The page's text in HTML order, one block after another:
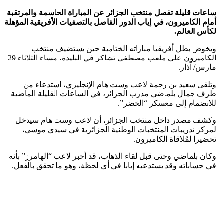
ساعات قليلة تفصل منتخب الجزائر عن المباراة الحاسمة والمرتقبة
أمام الكاميرون، في إياب الدور الفاصل بالتصفيات الأفريقية المؤهلة
لكأس العالم.
ويخوض بطل أفريقيا مباراته الختامية حين يستضيف منتخب
الكاميرون على ملعب مصطفى تشاكر في البليدة، مساء الثلاثاء 29
مارس/ آذار.
وتلقى سعيد بن رحمة لاعب وست هام الإنجليزي، استدعاء من
طرف جمال بلماضي مدرب الجزائر، في الساعات القليلة الماضية
للانضمام إلى معسكر “الخضر”.
وكشف مصدر داخل منتخب الجزائر، أن لاعب وست هام سيدخل
لمركز تدريبات المنتخبات الوطنية الجزائرية في سيدي موسى،
تحضيرا لمُلاقاة الكاميرون.
وكان بلماضي وحتى قبل لقاء الذهاب، قد أخبر لاعب “الهامرز” بأنه
في حساباته وقد يستدعيه إيابا في أي لحظة، وهو ما تحقق بالفعل.